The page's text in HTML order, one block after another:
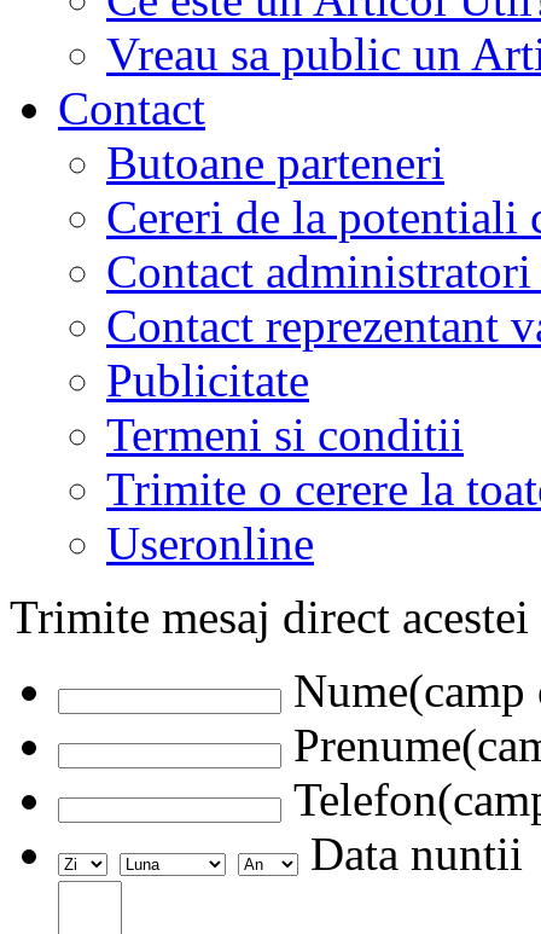
Vreau sa public un
Contact
Butoane parteneri
Cereri de la potentiali
Contact
Contact reprezentant
Publicitate
Termeni si conditii
Trimite o cerere la
Useronline
Trimite mesaj direct
Data nuntii